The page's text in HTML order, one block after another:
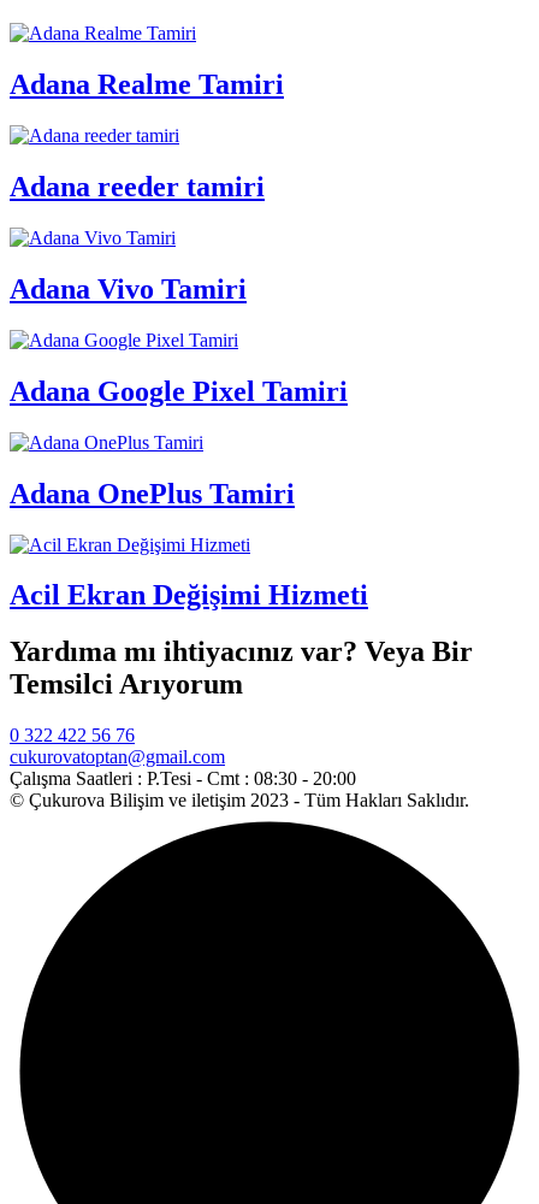
Adana Realme Tamiri
Adana reeder tamiri
Adana Vivo Tamiri
Adana Google Pixel Tamiri
Adana OnePlus Tamiri
Acil Ekran Değişimi Hizmeti
Yardıma mı ihtiyacınız var? Veya Bir
Temsilci Arıyorum
0 322 422 56 76
cukurovatoptan@gmail.com
Çalışma Saatleri : P.Tesi - Cmt : 08:30 - 20:00
© Çukurova Bilişim ve iletişim 2023 - Tüm Hakları Saklıdır.